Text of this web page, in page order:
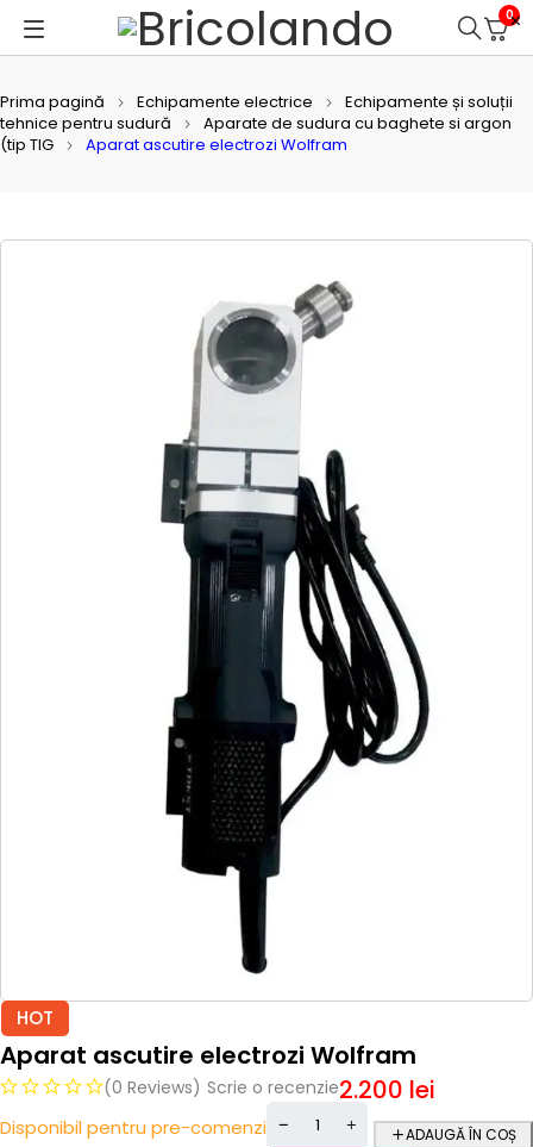
0
Prima pagină Echipamente electrice
Echipamente și soluții
tehnice pentru sudură
Aparate de sudura cu baghete si argon
(tip TIG
Aparat ascutire electrozi Wolfram
HOT
Aparat ascutire electrozi Wolfram
(0 Reviews) Scrie o recenzie2.200 lei
Disponibil pentru pre-comenzi
ADAUGĂ ÎN COȘ